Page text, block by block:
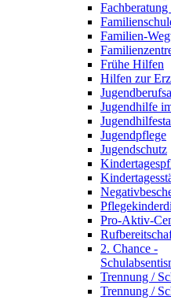
Familien-
Frühe Hilfen
Hilfen zur
Jugendhilfe
Jugendpflege
Jugendschutz
Pro-Aktiv-
2. Chance -
Trennung /
Trennung /